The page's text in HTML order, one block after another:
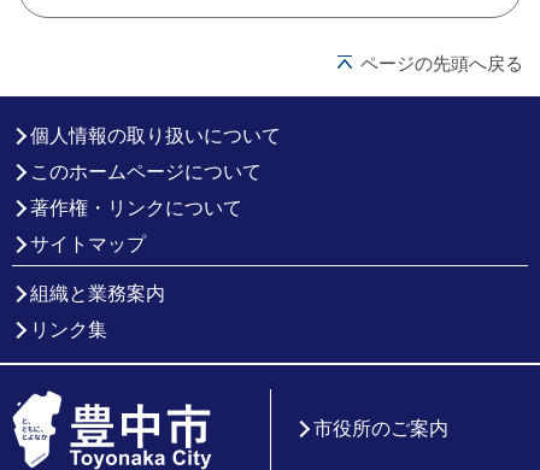
ページの先頭へ戻る
個人情報の取り扱いについて
このホームページについて
著作権・リンクについて
サイトマップ
組織と業務案内
リンク集
市役所のご案内